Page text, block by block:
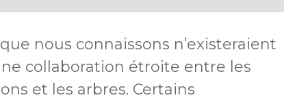
nous connaissons n’existeraient
collaboration étroite entre les
et les arbres. Certains